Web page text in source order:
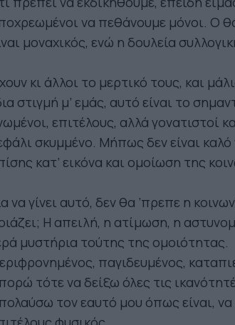
να πεθάνουμε μόνοι. Ο
μοναχικός, ενώ η δουλεία
κι άλλοι το μερτικό τους, και
στιγμή μ’ εμάς, αυτό είναι το
επιτέλους, αλλά γονατιστοί
σκυμμένο. Μήπως δεν είναι
κατ’ εικόνα και ομοίωση της
να γίνει αυτό, δεν θα ’πρεπε η
Η απειλή, η ατίμωση, η
μυστήρια τούτης της ομοιότητας.
παγιδευμένος,
τότε να δείξω όλες τις
τον εαυτό μου όπως είναι, να